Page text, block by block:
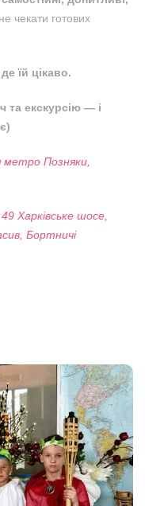
чекати готових
їй цікаво.
та екскурсію — і
метро Позняки,
Харківське шосе,
Бортничі